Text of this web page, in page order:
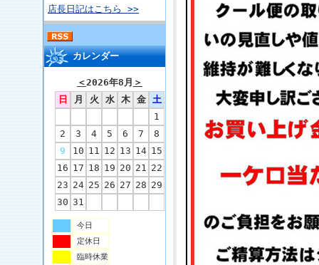
店長日記はこちら >>
カレンダー
＜2026年8月 ＞
日
月 火 水 木 金
土
1
2
3 4 5 6 7
8
9
10 11 12 13 14 15
16 17 18 19 20 21 22
23 24 25 26 27 28 29
30 31
今日
定休日
臨時休業